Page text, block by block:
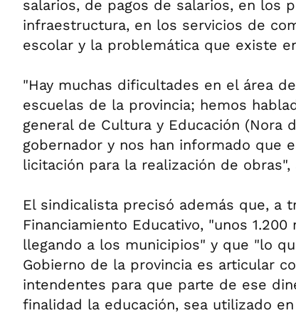
salarios, de pagos de salarios, en los
infraestructura, en los servicios de
escolar y la problemática que existe
"Hay muchas dificultades en el área
escuelas de la provincia; hemos
general de Cultura y Educación (Nora
gobernador y nos han informado que
licitación para la realización de obras",
El sindicalista precisó además que, a
Financiamiento Educativo, "unos
llegando a los municipios" y que "lo
Gobierno de la provincia es articular
intendentes para que parte de ese
finalidad la educación, sea utilizado